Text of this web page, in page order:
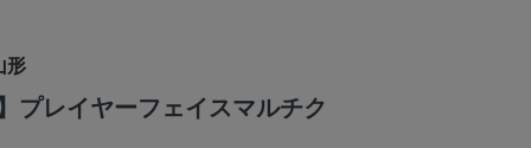
形
プレイヤーフェイスマルチク